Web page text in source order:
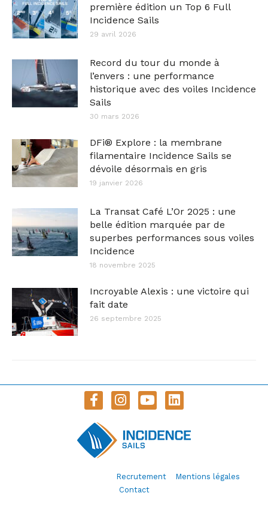
première édition un Top 6 Full
Incidence Sails
29 avril 2026
Record du tour du monde à
l’envers : une performance
historique avec des voiles Incidence
Sails
30 mars 2026
DFi® Explore : la membrane
filamentaire Incidence Sails se
dévoile désormais en gris
19 janvier 2026
La Transat Café L’Or 2025 : une
belle édition marquée par de
superbes performances sous voiles
Incidence
18 novembre 2025
Incroyable Alexis : une victoire qui
fait date
26 septembre 2025
Recrutement Mentions légales
Contact